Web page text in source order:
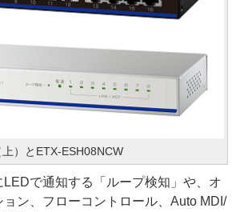
）とETX-ESH08NCW
で通知する「ループ検知」や、オ
ン、フローコントロール、Auto MDI/